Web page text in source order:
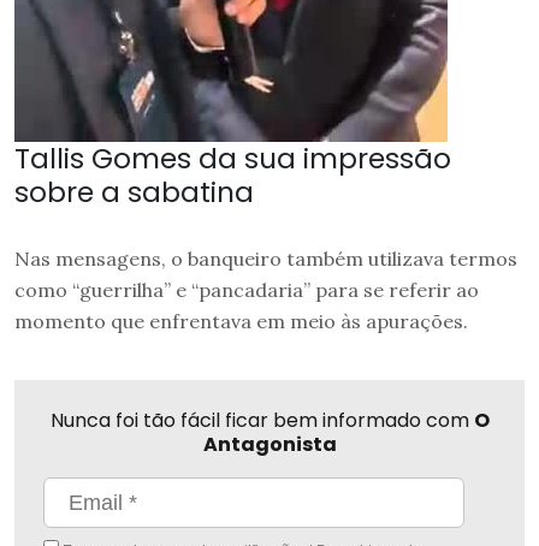
Tallis Gomes da sua impressão
sobre a sabatina
Nas mensagens, o banqueiro também utilizava termos
como “guerrilha” e “pancadaria” para se referir ao
momento que enfrentava em meio às apurações.
Nunca foi tão fácil ficar bem informado com O
Antagonista